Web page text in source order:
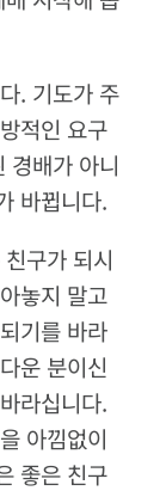
. 기도가 주
적인 요구
경배가 아니
바뀝니다.
구가 되시
놓지 말고
기를 바라
운 분이신
라십니다.
아낌없이
좋은 친구